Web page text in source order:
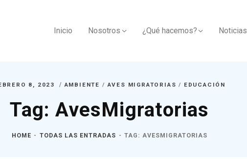
Inicio Nosotros ¿Qué hacemos? Noticias
8, 2023 AMBIENTE /AVES MIGRATORIAS / EDUCACIÓN
Tag: AvesMigratorias
HOME TODAS LAS ENTRADAS TAG: AVESMIGRATORIAS